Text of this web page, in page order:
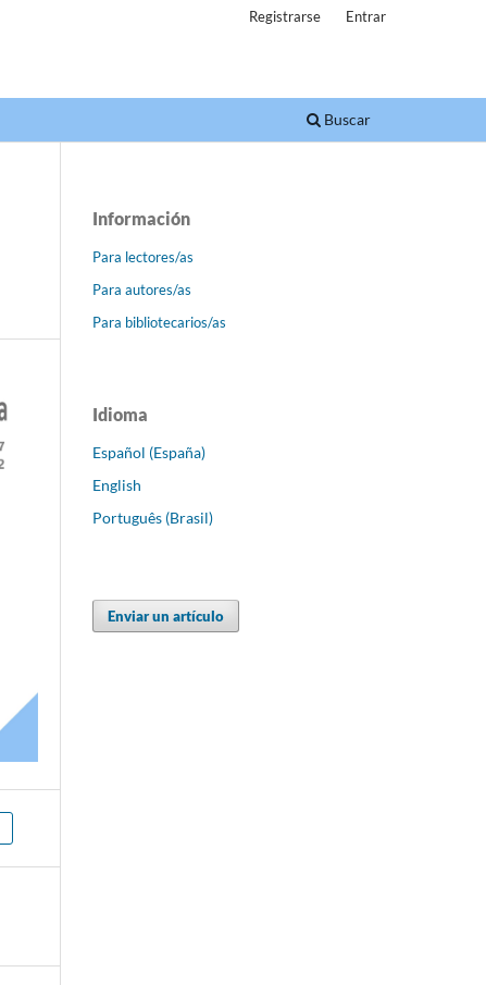
Buscar
Registrarse Entrar
Información
Para lectores/as
Para autores/as
Para bibliotecarios/as
Idioma
Español (España)
English
Português (Brasil)
Enviar un artículo